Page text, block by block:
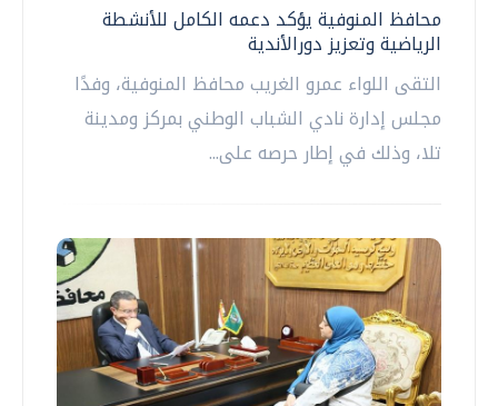
محافظ المنوفية يؤكد دعمه الكامل للأنشطة
الرياضية وتعزيز دورالأندية
التقى اللواء عمرو الغريب محافظ المنوفية، وفدًا
مجلس إدارة نادي الشباب الوطني بمركز ومدينة
تلا، وذلك في إطار حرصه على...